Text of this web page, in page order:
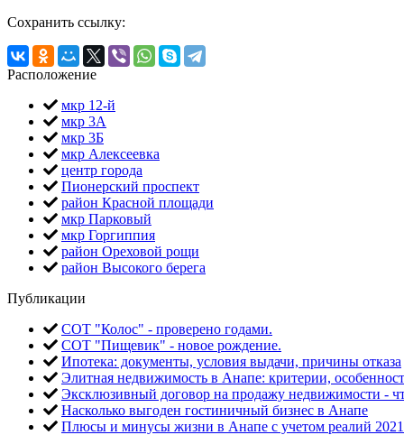
Сохранить ссылку:
Расположение
мкр 12-й
мкр 3А
мкр 3Б
мкр Алексеевка
центр города
Пионерский проспект
район Красной площади
мкр Парковый
мкр Горгиппия
район Ореховой рощи
район Высокого берега
Публикации
СОТ "Колос" - проверено годами.
СОТ "Пищевик" - новое рождение.
Ипотека: документы, условия выдачи, причины отказа
Элитная недвижимость в Анапе: критерии,
Эксклюзивный договор на продажу недвижимости -
Насколько выгоден гостиничный бизнес в Анапе
Плюсы и минусы жизни в Анапе с учетом реалий 2021